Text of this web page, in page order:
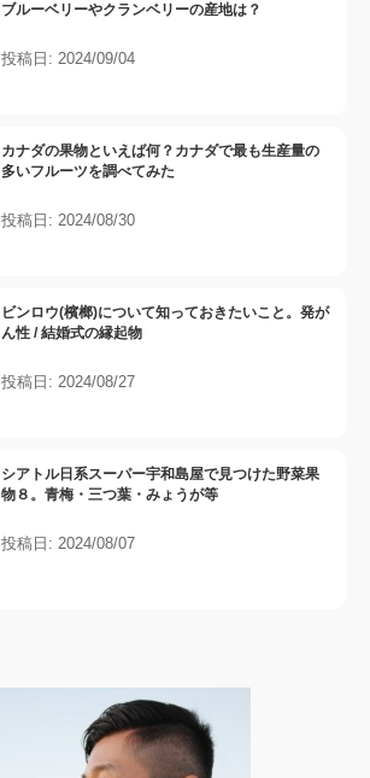
ブルーベリーやクランベリーの産地は？
投稿日: 2024/09/04
カナダの果物といえば何？カナダで最も生産量の
多いフルーツを調べてみた
投稿日: 2024/08/30
ビンロウ(檳榔)について知っておきたいこと。発が
ん性 / 結婚式の縁起物
投稿日: 2024/08/27
シアトル日系スーパー宇和島屋で見つけた野菜果
物８。青梅・三つ葉・みょうが等
投稿日: 2024/08/07